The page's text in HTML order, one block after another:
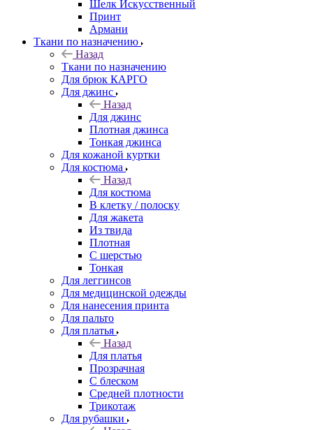
Шелк Искусственный
Принт
Армани
Ткани по назначению
Назад
Ткани по назначению
Для брюк КАРГО
Для джинс
Назад
Для джинс
Плотная джинса
Тонкая джинса
Для кожаной куртки
Для костюма
Назад
Для костюма
В клетку / полоску
Для жакета
Из твида
Плотная
С шерстью
Тонкая
Для леггинсов
Для медицинской одежды
Для нанесения принта
Для пальто
Для платья
Назад
Для платья
Прозрачная
С блеском
Средней плотности
Трикотаж
Для рубашки